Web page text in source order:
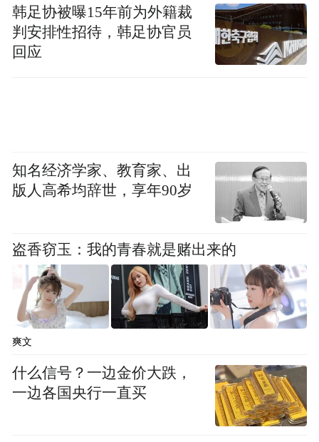
后，传统型最低。
这些人不适合戴隐形眼镜
户外运动者 如骑车长途旅行、暴露在风沙恶
劣环境或者游泳时。（文/王韧琰 北京清华长
庚医院）
“特别声明：以上作品内容(包括在内的视频、图片或音
频)为凤凰网旗下自媒体平台“大风号”用户上传并发
布，本平台仅提供信息存储空间服务。
Notice: The content above (including the videos,
by the user of Dafeng Hao, which is a social media
platform and merely provides information storage
space services.”
韩足协被曝15年前为外籍裁
判安排性招待，韩足协官员
回应
知名经济学家、教育家、出
版人高希均辞世，享年90岁
盗香窃玉：我的青春就是赌出来的
爽文
什么信号？一边金价大跌，
一边各国央行一直买